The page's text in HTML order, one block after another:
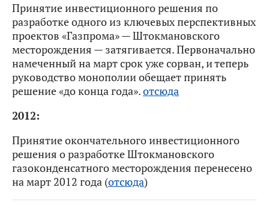
Принятие инвестиционного решения по
разработке одного из ключевых перспективных
проектов «Газпрома» — Штокмановского
месторождения — затягивается. Первоначально
намеченный на март срок уже сорван, и теперь
руководство монополии обещает принять
решение «до конца года».отсюда
2012:
Принятие окончательного инвестиционного
решения о разработке Штокмановского
газоконденсатного месторождения перенесено
на март 2012 года (отсюда)